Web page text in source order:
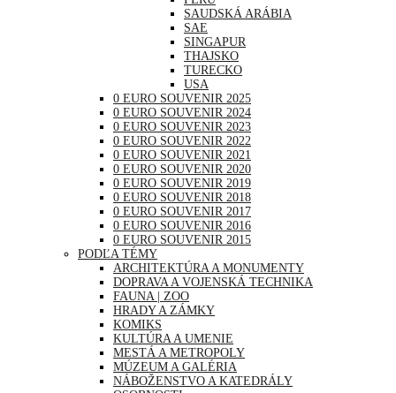
SAUDSKÁ ARÁBIA
SAE
SINGAPUR
THAJSKO
TURECKO
USA
0 EURO SOUVENIR 2025
0 EURO SOUVENIR 2024
0 EURO SOUVENIR 2023
0 EURO SOUVENIR 2022
0 EURO SOUVENIR 2021
0 EURO SOUVENIR 2020
0 EURO SOUVENIR 2019
0 EURO SOUVENIR 2018
0 EURO SOUVENIR 2017
0 EURO SOUVENIR 2016
0 EURO SOUVENIR 2015
PODĽA TÉMY
ARCHITEKTÚRA A MONUMENTY
DOPRAVA A VOJENSKÁ TECHNIKA
FAUNA | ZOO
HRADY A ZÁMKY
KOMIKS
KULTÚRA A UMENIE
MESTÁ A METROPOLY
MÚZEUM A GALÉRIA
NÁBOŽENSTVO A KATEDRÁLY